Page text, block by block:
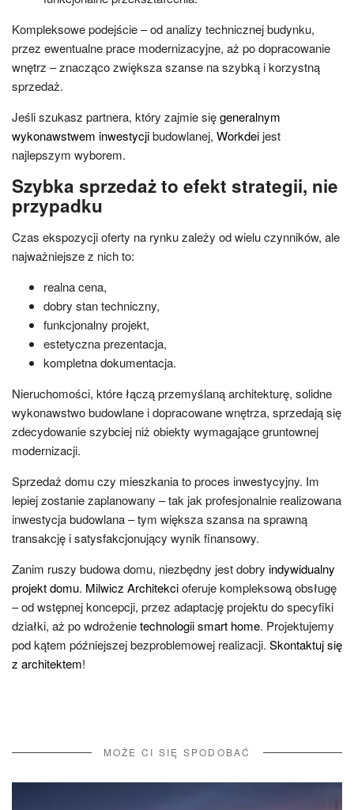
Kompleksowe podejście – od analizy technicznej budynku,
przez ewentualne prace modernizacyjne, aż po dopracowanie
wnętrz – znacząco zwiększa szanse na szybką i korzystną
sprzedaż.
Jeśli szukasz partnera, który zajmie sięgeneralnym
wykonawstwem inwestycjibudowlanej, Workdeijest
najlepszym wyborem.
Szybka sprzedaż to efekt strategii, nie
przypadku
Czas ekspozycji oferty na rynku zależy od wielu czynników, ale
najważniejsze z nich to:
realna cena,
dobry stan techniczny,
funkcjonalny projekt,
estetyczna prezentacja,
kompletna dokumentacja.
Nieruchomości, które łączą przemyślaną architekturę, solidne
wykonawstwo budowlane i dopracowane wnętrza, sprzedają się
zdecydowanie szybciej niż obiekty wymagające gruntownej
modernizacji.
Sprzedaż domu czy mieszkania to proces inwestycyjny. Im
lepiej zostanie zaplanowany – tak jak profesjonalnie realizowana
inwestycja budowlana – tym większa szansa na sprawną
transakcję i satysfakcjonujący wynik finansowy.
Zanim ruszy budowa domu, niezbędny jest dobry indywidualny
projekt domu. Milwicz Architekcioferuje kompleksową obsługę
– od wstępnej koncepcji, przez adaptację projektu do specyfiki
działki, aż po wdrożenietechnologii smart home. Projektujemy
pod kątem późniejszej bezproblemowej realizacji. Skontaktuj się
z architektem!
MOŻE CI SIĘ SPODOBAĆ